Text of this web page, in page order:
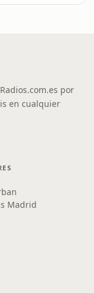
por
en cualquier
Madrid